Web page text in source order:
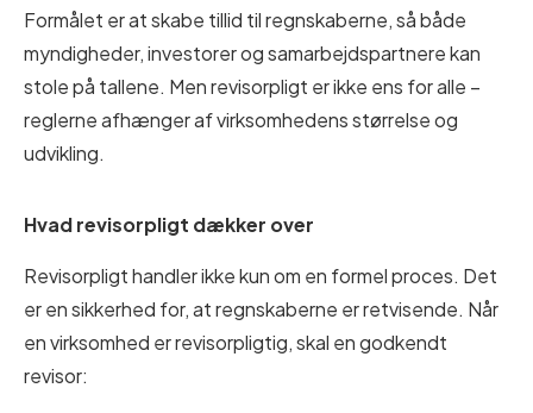
Formålet er at skabe tillid til regnskaberne, så både
myndigheder, investorer og samarbejdspartnere kan
stole på tallene. Men revisorpligt er ikke ens for alle –
reglerne afhænger af virksomhedens størrelse og
udvikling.
Hvad revisorpligt dækker over
Revisorpligt handler ikke kun om en formel proces. Det
er en sikkerhed for, at regnskaberne er retvisende. Når
en virksomhed er revisorpligtig, skal en godkendt
revisor: